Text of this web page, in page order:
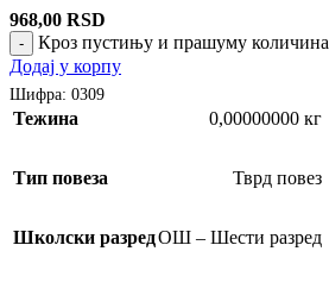
968,00 RSD
- Кроз пустињу и прашуму количина
Додај у корпу
Шифра: 0309
Тежина 0,00000000 кг
Тип повеза Тврд повез
Школски разредОШ – Шести разред